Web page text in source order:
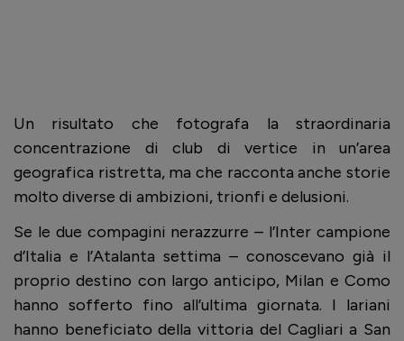
Un risultato che fotografa la straordinaria
concentrazione di club di vertice in un’area
geografica ristretta, ma che racconta anche storie
molto diverse di ambizioni, trionfi e delusioni.
Se le due compagini nerazzurre – l’Inter campione
d’Italia e l’Atalanta settima – conoscevano già il
proprio destino con largo anticipo, Milan e Como
hanno sofferto fino all’ultima giornata. I lariani
hanno beneficiato della vittoria del Cagliari a San